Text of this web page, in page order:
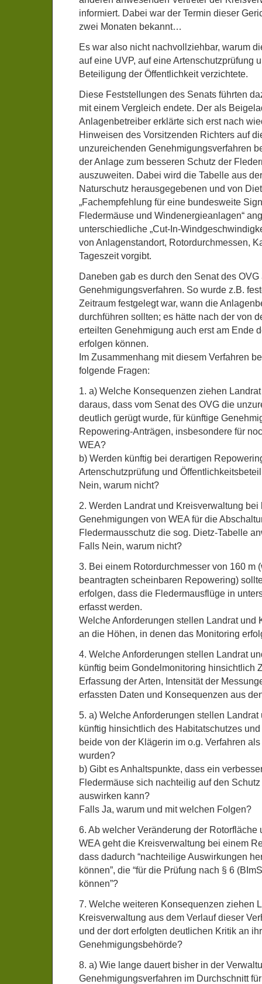
informiert. Dabei war der Termin dieser
zwei Monaten bekannt…
Es war also nicht nachvollziehbar, warum
auf eine UVP, auf eine Artenschutzprüfung
Beteiligung der Öffentlichkeit verzichtete.
Diese Feststellungen des Senats führten
mit einem Vergleich endete. Der als
Anlagenbetreiber erklärte sich erst nach
Hinweisen des Vorsitzenden Richters auf
unzureichenden Genehmigungsverfahren
der Anlage zum besseren Schutz der
auszuweiten. Dabei wird die Tabelle aus
Naturschutz herausgegebenen und von
„Fachempfehlung für eine bundesweite
Fledermäuse und Windenergieanlagen“
unterschiedliche „Cut-In-
von Anlagenstandort, Rotordurchmessen,
Tageszeit vorgibt.
Daneben gab es durch den Senat des
Genehmigungsverfahren. So wurde z.B.
Zeitraum festgelegt war, wann die
durchführen sollten; es hätte nach der von
erteilten Genehmigung auch erst am Ende
erfolgen können.
Im Zusammenhang mit diesem Verfahren
folgende Fragen:
1. a) Welche Konsequenzen ziehen
daraus, dass vom Senat des OVG die
deutlich gerügt wurde, für künftige
Repowering-Anträgen, insbesondere für
WEA?
b) Werden künftig bei derartigen
Artenschutzprüfung und
Nein, warum nicht?
2. Werden Landrat und Kreisverwaltung bei
Genehmigungen von WEA für die
Fledermausschutz die sog. Dietz-Tabelle
Falls Nein, warum nicht?
3. Bei einem Rotordurchmesser von 160 m
beantragten scheinbaren Repowering)
erfolgen, dass die Fledermausflüge in
erfasst werden.
Welche Anforderungen stellen Landrat und
an die Höhen, in denen das Monitoring
4. Welche Anforderungen stellen Landrat
künftig beim Gondelmonitoring hinsichtlich
Erfassung der Arten, Intensität der
erfassten Daten und Konsequenzen aus
5. a) Welche Anforderungen stellen
künftig hinsichtlich des Habitatschutzes
beide von der Klägerin im o.g. Verfahren
wurden?
b) Gibt es Anhaltspunkte, dass ein
Fledermäuse sich nachteilig auf den
auswirken kann?
Falls Ja, warum und mit welchen Folgen?
6. Ab welcher Veränderung der Rotorfläche
WEA geht die Kreisverwaltung bei einem
dass dadurch “nachteilige Auswirkungen
können”, die “für die Prüfung nach § 6
können”?
7. Welche weiteren Konsequenzen ziehen
Kreisverwaltung aus dem Verlauf dieser
und der dort erfolgten deutlichen Kritik an
Genehmigungsbehörde?
8. a) Wie lange dauert bisher in der
Genehmigungsverfahren im Durchschnitt